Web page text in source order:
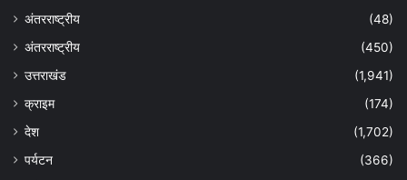
अंतरराष्ट्रीय
(48)
अंतरराष्ट्रीय
(450)
उत्तराखंड
(1,941)
क्राइम
(174)
देश
(1,702)
पर्यटन
(366)